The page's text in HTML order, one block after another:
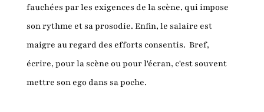
fauchées par les exigences de la scène, qui impose
son rythme et sa prosodie. Enfin, le salaire est
maigre au regard des efforts consentis. Bref,
écrire, pour la scène ou pour l'écran, c'est souvent
mettre son ego dans sa poche.